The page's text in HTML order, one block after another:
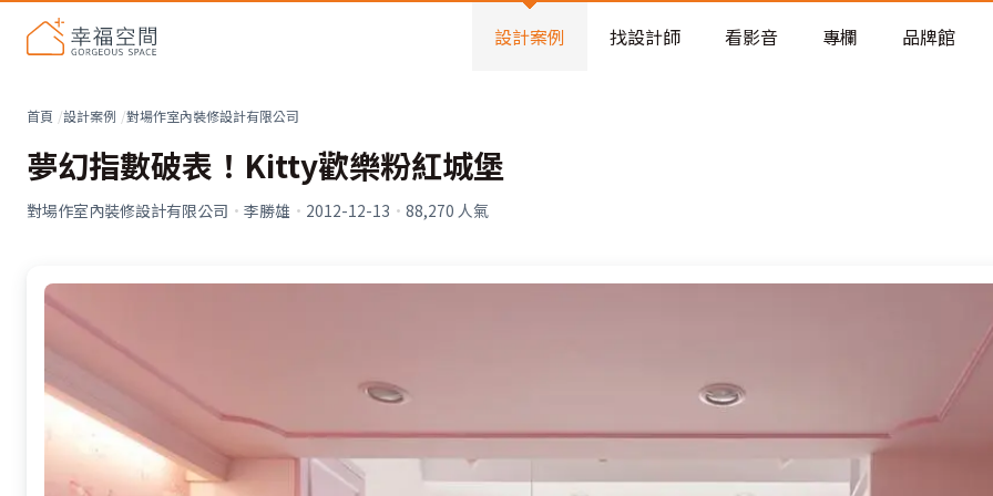
老屋預算分配與高 CP 值煥新術
設計案例 找設計師 看影音 專欄 品牌館
首頁 設計案例 對場作室內裝修設計有限公司
夢幻指數破表！Kitty歡樂粉紅城堡
對場作室內裝修設計有限公司 · 李勝雄 · 2012-12-13 · 88,270 人氣